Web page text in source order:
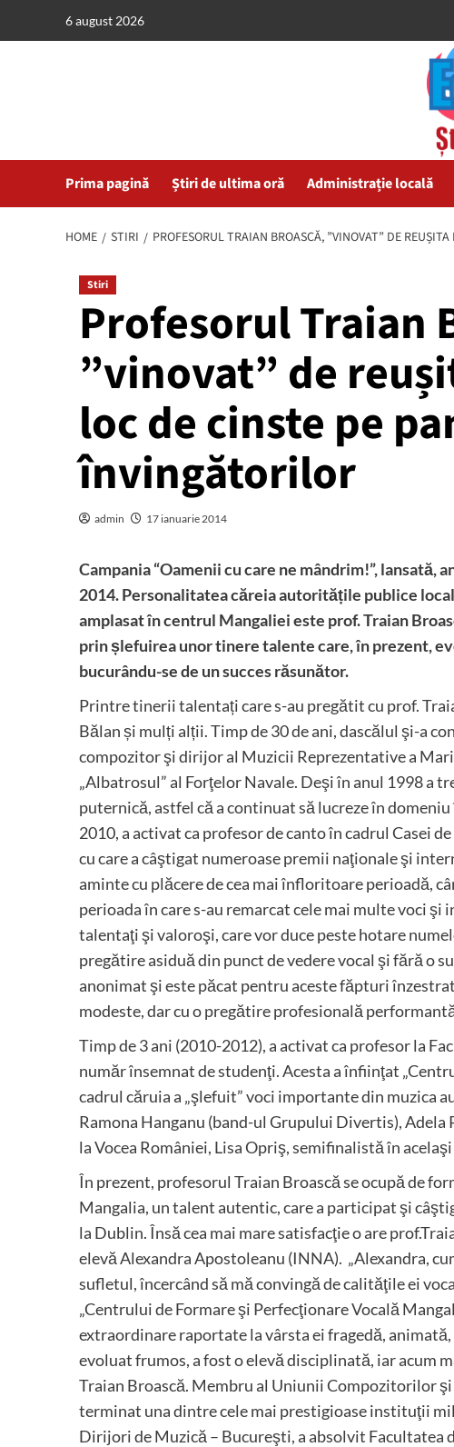
6 august 2026
Prima pagină Știri de ultima oră Administrație locală
HOME STIRI PROFESORUL TRAIAN BROASCĂ, ”VINOVAT” DE
Stiri
Profesorul Traian
”vinovat” de
loc de cinste pe
învingătorilor
admin 17 ianuarie 2014
Campania “Oamenii cu care ne mândrim!”,
2014. Personalitatea căreia autoritățile publice
amplasat în centrul Mangaliei este prof. Traian
prin șlefuirea unor tinere talente care, în prezent,
bucurându-se de un succes răsunător.
Printre tinerii talentați care s-au pregătit cu prof.
Bălan și mulți alții. Timp de 30 de ani, dascălul şi-a
compozitor şi dirijor al Muzicii Reprezentative a
„Albatrosul” al Forţelor Navale. Deşi în anul 1998 a
puternică, astfel că a continuat să lucreze în
2010, a activat ca profesor de canto în cadrul Casei
cu care a câştigat numeroase premii naţionale şi
aminte cu plăcere de cea mai înfloritoare perioadă,
perioada în care s-au remarcat cele mai multe voci
talentaţi şi valoroşi, care vor duce peste hotare
pregătire asiduă din punct de vedere vocal şi fără o
anonimat şi este păcat pentru aceste făpturi
modeste, dar cu o pregătire profesională
Timp de 3 ani (2010-2012), a activat ca profesor la
număr însemnat de studenţi. Acesta a înfiinţat
cadrul căruia a „şlefuit” voci importante din muzica
Ramona Hanganu (band-ul Grupului Divertis),
la Vocea României, Lisa Opriş, semifinalistă în
În prezent, profesorul Traian Broască se ocupă de
Mangalia, un talent autentic, care a participat şi
la Dublin. Însă cea mai mare satisfacţie o are
elevă Alexandra Apostoleanu (INNA). „Alexandra,
sufletul, încercând să mă convingă de calităţile ei
„Centrului de Formare şi Perfecţionare Vocală
extraordinare raportate la vârsta ei fragedă,
evoluat frumos, a fost o elevă disciplinată, iar acum
Traian Broască. Membru al Uniunii Compozitorilor
terminat una dintre cele mai prestigioase instituţii
Dirijori de Muzică – Bucureşti, a absolvit Facultatea